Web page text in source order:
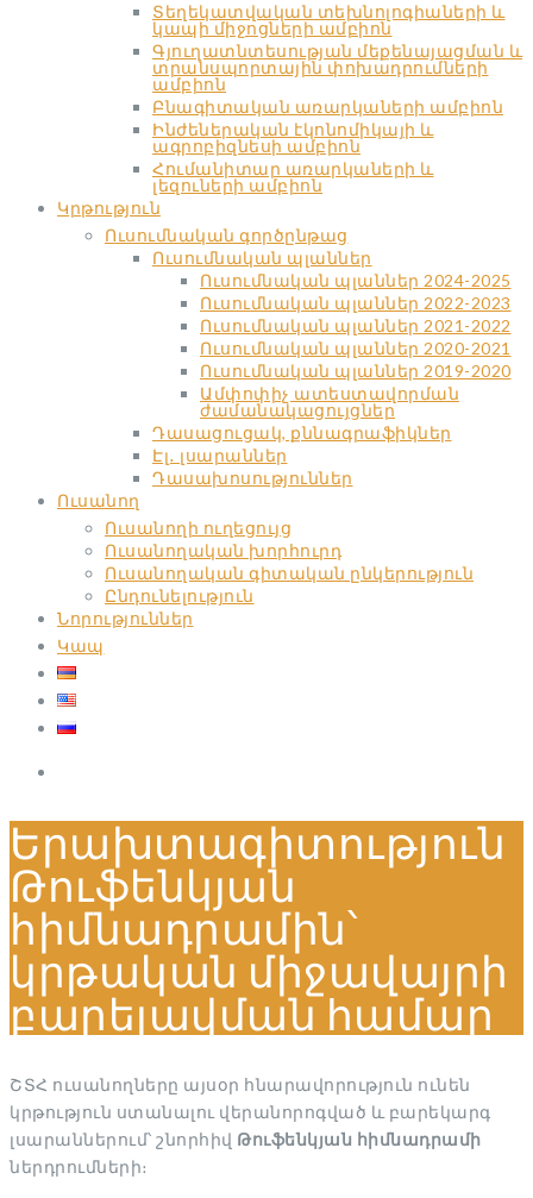
Տեղեկատվական տեխնոլոգիաների և
կապի միջոցների ամբիոն
Գյուղատնտեսության մեքենայացման և
տրանսպորտային փոխադրումների
ամբիոն
Բնագիտական առարկաների ամբիոն
Ինժեներական էկոնոմիկայի և
ագրոբիզնեսի ամբիոն
Հումանիտար առարկաների և
լեզուների ամբիոն
Կրթություն
Ուսումնական գործընթաց
Ուսումնական պլաններ
Ուսումնական պլաններ 2024-2025
Ուսումնական պլաններ 2022-2023
Ուսումնական պլաններ 2021-2022
Ուսումնական պլաններ 2020-2021
Ուսումնական պլաններ 2019-2020
Ամփոփիչ ատեստավորման
ժամանակացույցներ
Դասացուցակ, քննագրաֆիկներ
Էլ․ լսարաններ
Դասախոսություններ
Ուսանող
Ուսանողի ուղեցույց
Ուսանողական խորհուրդ
Ուսանողական գիտական ընկերություն
Ընդունելություն
Նորություններ
Կապ
Երախտագիտություն
Թուֆենկյան
հիմնադրամին՝
կրթական միջավայրի
բարելավման համար
ՇՏՀ ուսանողները այսօր հնարավորություն ունեն
կրթություն ստանալու վերանորոգված և բարեկարգ
լսարաններում՝ շնորհիվ Թուֆենկյան հիմնադրամի
ներդրումների։